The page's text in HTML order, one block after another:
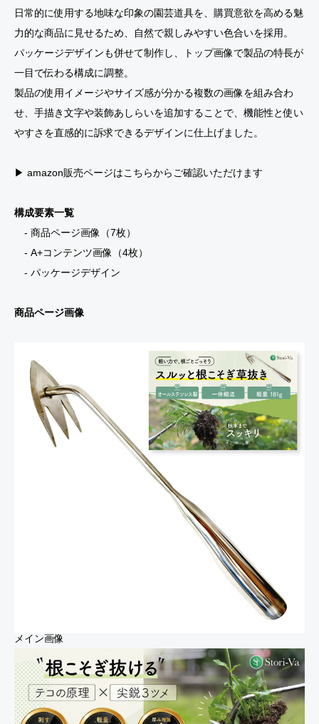
日常的に使用する地味な印象の園芸道具を、購買意欲を高める魅
力的な商品に見せるため、自然で親しみやすい色合いを採用。
パッケージデザインも併せて制作し、トップ画像で製品の特長が
一目で伝わる構成に調整。
製品の使用イメージやサイズ感が分かる複数の画像を組み合わ
せ、手描き文字や装飾あしらいを追加することで、機能性と使い
やすさを直感的に訴求できるデザインに仕上げました。
▶︎ amazon販売ページはこちらからご確認いただけます
構成要素一覧
- 商品ページ画像（7枚）
- A+コンテンツ画像（4枚）
- パッケージデザイン
商品ページ画像
メイン画像